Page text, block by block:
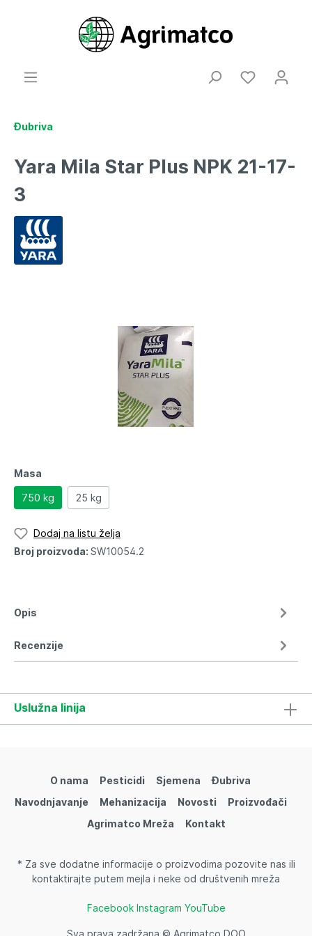
Đubriva
Yara Mila Star Plus NPK 21-17-
3
Masa
750 kg 25 kg
Dodaj na listu želja
Broj proizvoda: SW10054.2
Opis
Recenzije
Uslužna linija
O nama Pesticidi Sjemena
Đubriva
Navodnjavanje
Mehanizacija Novosti
Proizvođači
Agrimatco Mreža
Kontakt
* Za sve dodatne informacije o proizvodima pozovite nas ili
kontaktirajte putem mejla i neke od društvenih mreža
Facebook Instagram YouTube
Sva prava zadržana © Agrimatco DOO